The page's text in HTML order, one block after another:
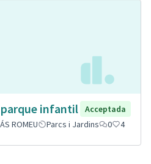
parque infantil
Acceptada
ROMEU
Parcs i Jardins 0 4